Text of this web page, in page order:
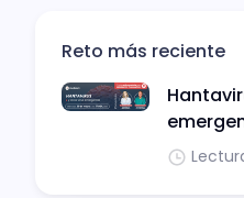
Reto más reciente